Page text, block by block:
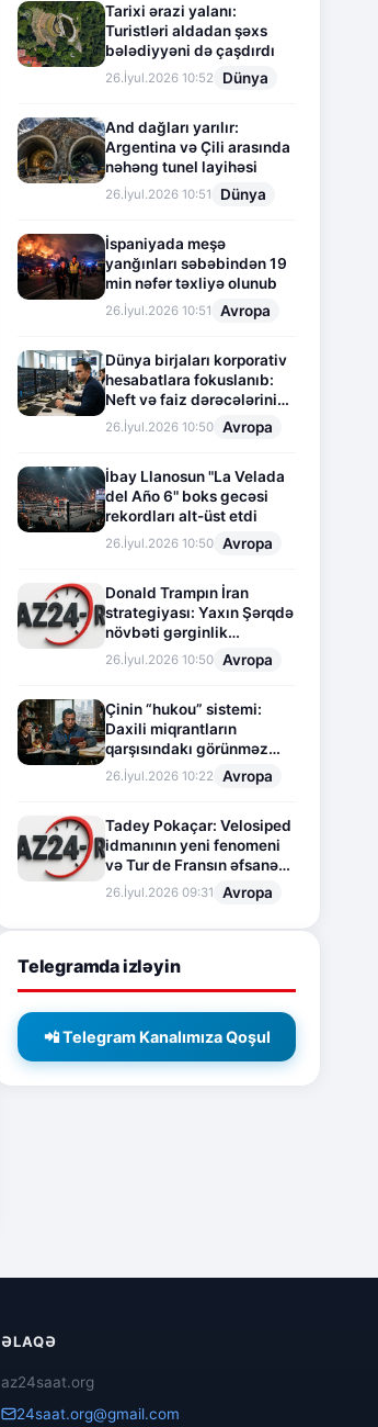
Tarixi ərazi yalanı:
Turistləri aldadan şəxs
bələdiyyəni də çaşdırdı
26.İyul.2026 10:52 Dünya
And dağları yarılır:
Argentina və Çili arasında
nəhəng tunel layihəsi
26.İyul.2026 10:51 Dünya
İspaniyada meşə
yanğınları səbəbindən 19
min nəfər təxliyə olunub
26.İyul.2026 10:51 Avropa
Dünya birjaları korporativ
hesabatlara fokuslanıb:
Neft və faiz dərəcələrinin
təsiri altında cari vəziyyət
26.İyul.2026 10:50 Avropa
İbay Llanosun "La Velada
del Año 6" boks gecəsi
rekordları alt-üst etdi
26.İyul.2026 10:50 Avropa
Donald Trampın İran
strategiyası: Yaxın Şərqdə
növbəti gərginlik
mərhələsi
26.İyul.2026 10:50 Avropa
Çinin “hukou” sistemi:
Daxili miqrantların
qarşısındakı görünməz
sədd
26.İyul.2026 10:22 Avropa
Tadey Pokaçar: Velosiped
idmanının yeni fenomeni
və Tur de Fransın əfsanəvi
səhifəsi
26.İyul.2026 09:31 Avropa
Telegramda izləyin
📲 Telegram Kanalımıza Qoşul
ƏLAQƏ
az24saat.org
24saat.org@gmail.com